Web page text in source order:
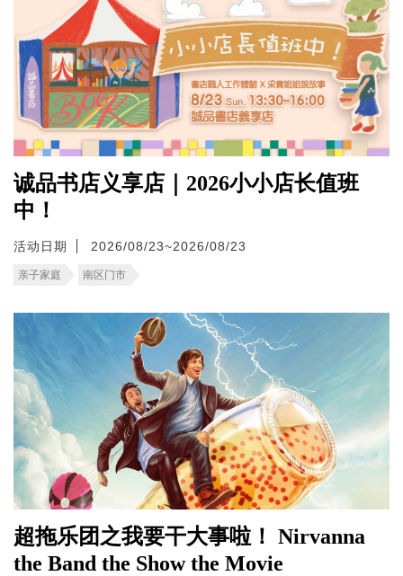
诚品书店义享店｜2026小小店长值班
中！
活动日期 2026/08/23~2026/08/23
亲子家庭 南区门市
超拖乐团之我要干大事啦！ Nirvanna
the Band the Show the Movie